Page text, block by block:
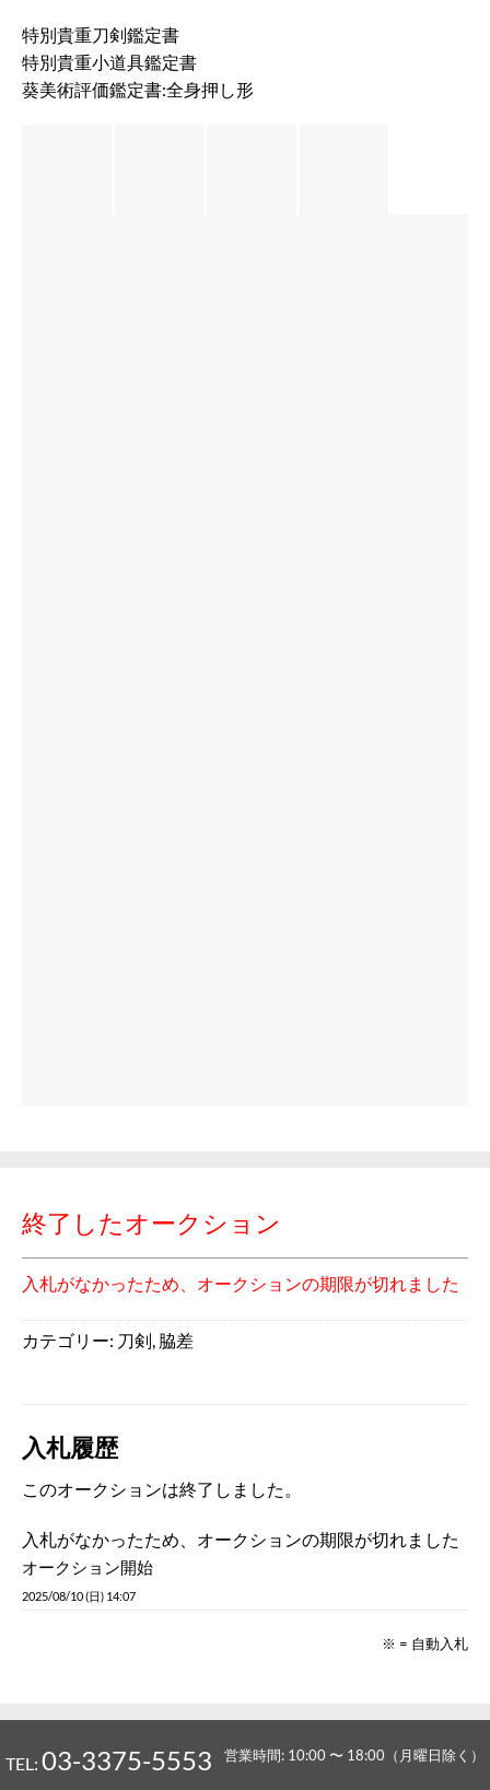
特別貴重刀剣鑑定書
特別貴重小道具鑑定書
葵美術評価鑑定書:全身押し形
終了したオークション
入札がなかったため、オークションの期限が切れました
カテゴリー: 刀剣 脇差
入札履歴
このオークションは終了しました。
入札がなかったため、オークションの期限が切れました
オークション開始
2025/08/10 (日) 14:07
※ = 自動入札
TEL:03-3375-5553 営業時間: 10:00 〜 18:00（月曜日除く）